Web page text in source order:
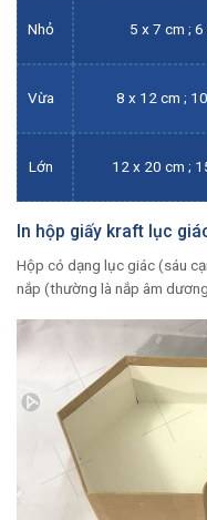
Nhỏ 5 x 7 cm ;
Vừa 8 x 12 cm ;
Lớn 12 x 20 cm ;
In hộp giấy kraft lục
Hộp có dạng lục giác (sáu
nắp (thường là nắp âm